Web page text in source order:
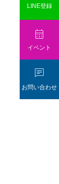
LINE登録

イベント

お問い合わせ